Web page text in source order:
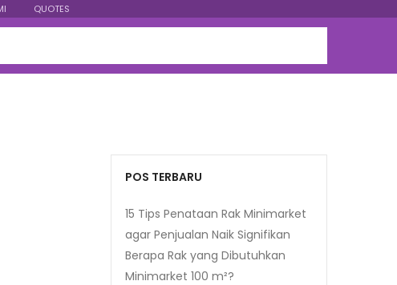
QUOTES
POS TERBARU
15 Tips Penataan Rak Minimarket
agar Penjualan Naik Signifikan
Berapa Rak yang Dibutuhkan
Minimarket 100 m²?